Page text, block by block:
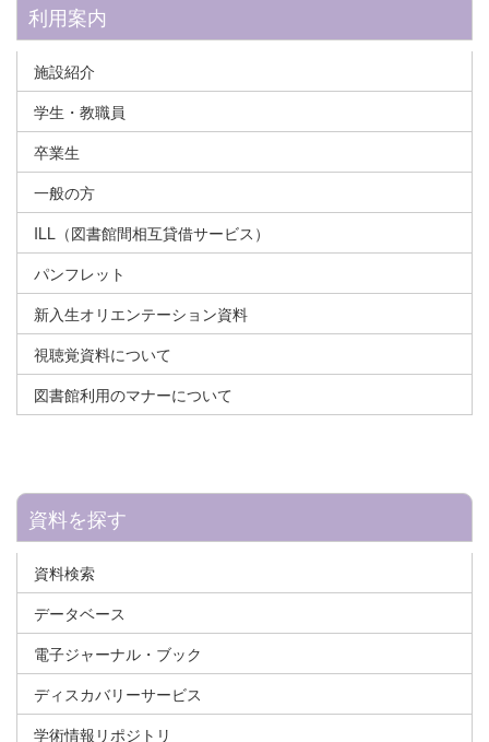
利用案内
施設紹介
学生・教職員
卒業生
一般の方
ILL（図書館間相互貸借サービス）
パンフレット
新入生オリエンテーション資料
視聴覚資料について
図書館利用のマナーについて
資料を探す
資料検索
データベース
電子ジャーナル・ブック
ディスカバリーサービス
学術情報リポジトリ